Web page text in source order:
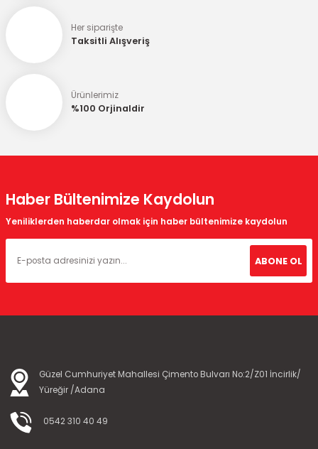
Ürün fiyatı diğer sitelerden daha pahalı.
Bu ürüne benzer farklı alternatifler olmalı.
Her siparişte
Taksitli Alışveriş
Ürünlerimiz
%100 Orjinaldir
Haber Bültenimize Kaydolun
Yeniliklerden haberdar olmak için haber bültenimize kaydolun
ABONE OL
Güzel Cumhuriyet Mahallesi Çimento Bulvarı No:2/Z01 İncirlik/
Yüreğir /Adana
0542 310 40 49